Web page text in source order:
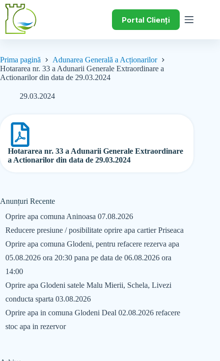
Portal Clienți
Prima pagină
Adunarea Generală a Acționarilor
Hotararea nr. 33 a Adunarii Generale Extraordinare a
Actionarilor din data de 29.03.2024
29.03.2024
Hotararea nr. 33 a Adunarii Generale Extraordinare
a Actionarilor din data de 29.03.2024
Anunțuri Recente
Oprire apa comuna Aninoasa 07.08.2026
Reducere presiune / posibilitate oprire apa cartier Priseaca
Oprire apa comuna Glodeni, pentru refacere rezerva apa
05.08.2026 ora 20:30 pana pe data de 06.08.2026 ora
14:00
Oprire apa Glodeni satele Malu Mierii, Schela, Livezi
conducta sparta 03.08.2026
Oprire apa in comuna Glodeni Deal 02.08.2026 refacere
stoc apa in rezervor